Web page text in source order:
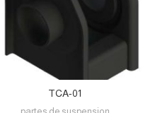
TCA-01